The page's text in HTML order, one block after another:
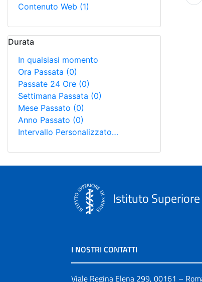
Contenuto Web (1)
Durata
In qualsiasi momento
Ora Passata (0)
Passate 24 Ore (0)
Settimana Passata (0)
Mese Passato (0)
Anno Passato (0)
Intervallo Personalizzato…
Istituto
I NOSTRI CONTATTI
Viale Regina Elena 299, 00161 –